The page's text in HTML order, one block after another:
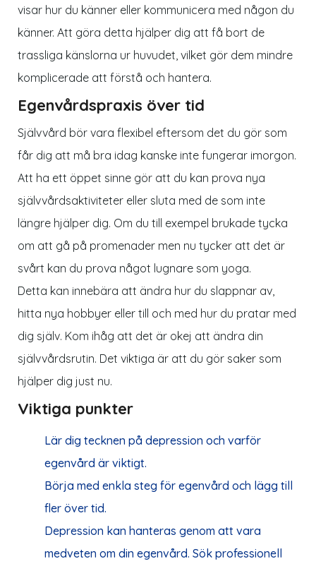
visar hur du känner eller kommunicera med någon du
känner. Att göra detta hjälper dig att få bort de
trassliga känslorna ur huvudet, vilket gör dem mindre
komplicerade att förstå och hantera.
Egenvårdspraxis över tid
Självvård bör vara flexibel eftersom det du gör som
får dig att må bra idag kanske inte fungerar imorgon.
Att ha ett öppet sinne gör att du kan prova nya
självvårdsaktiviteter eller sluta med de som inte
längre hjälper dig. Om du till exempel brukade tycka
om att gå på promenader men nu tycker att det är
svårt kan du prova något lugnare som yoga.
Detta kan innebära att ändra hur du slappnar av,
hitta nya hobbyer eller till och med hur du pratar med
dig själv. Kom ihåg att det är okej att ändra din
självvårdsrutin. Det viktiga är att du gör saker som
hjälper dig just nu.
Viktiga punkter
Lär dig tecknen på depression och varför
egenvård är viktigt.
Börja med enkla steg för egenvård och lägg till
fler över tid.
Depression kan hanteras genom att vara
medveten om din egenvård. Sök professionell